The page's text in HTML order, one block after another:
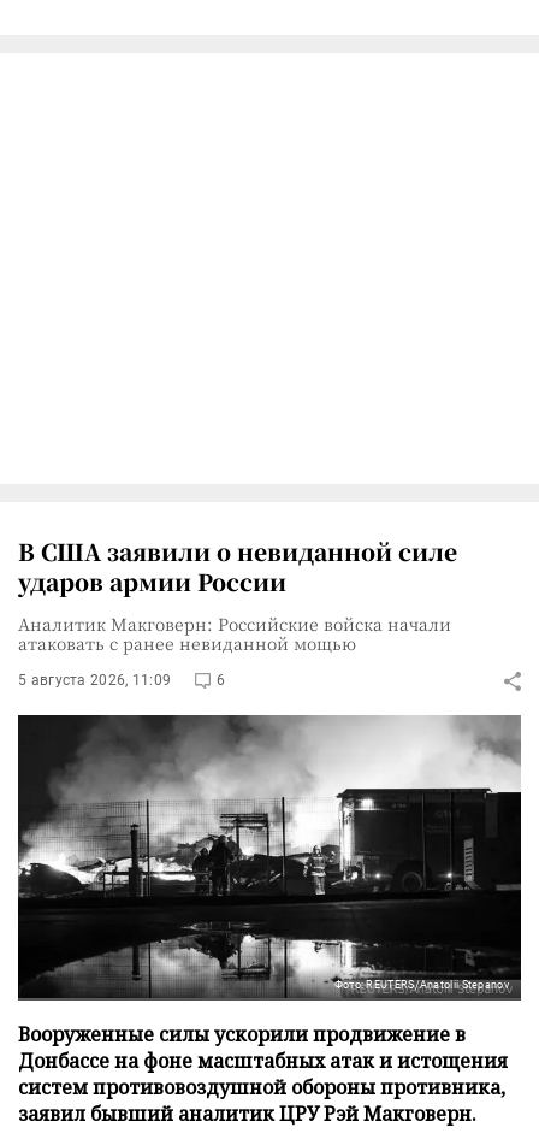
В США заявили о невиданной силе
ударов армии России
Аналитик Макговерн: Российские войска начали
атаковать с ранее невиданной мощью
5 августа 2026, 11:09 6
Фото: REUTERS/Anatolii Stepanov
Вооруженные силы ускорили продвижение в
Донбассе на фоне масштабных атак и истощения
систем противовоздушной обороны противника,
заявил бывший аналитик ЦРУ Рэй Макговерн.